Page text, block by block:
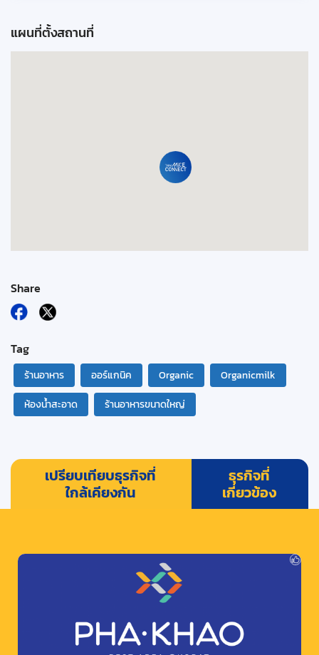
แผนที่ตั้งสถานที่
Share
Tag
ร้านอาหาร ออร์แกนิค Organic
Organicmilk
ห้องน้ำสะอาด
ร้านอาหารขนาดใหญ่
เปรียบเทียบธุรกิจที่
ใกล้เคียงกัน
ธุรกิจที่
เกี่ยวข้อง